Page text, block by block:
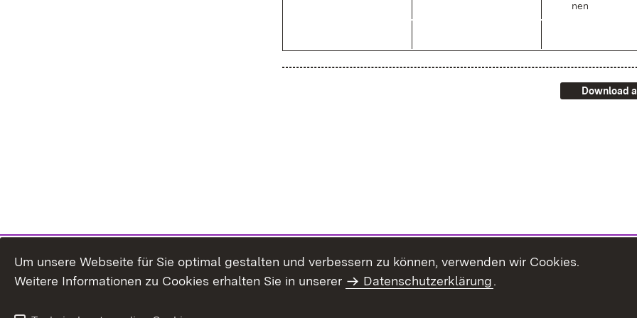
nen
Download
Um unsere Webseite für Sie optimal gestalten und verbessern zu können, verwenden wir Cookies.
Weitere Informationen zu Cookies erhalten Sie in unserer
Datenschutzerklärung.